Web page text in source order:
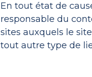
En tout état de
responsable du
sites auxquels le site
tout autre type de